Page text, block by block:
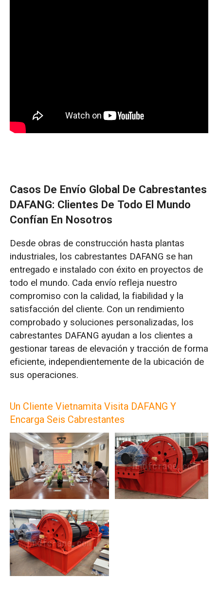
Casos De Envío Global De Cabrestantes
DAFANG: Clientes De Todo El Mundo
Confían En Nosotros
Desde obras de construcción hasta plantas
industriales, los cabrestantes DAFANG se han
entregado e instalado con éxito en proyectos de
todo el mundo. Cada envío refleja nuestro
compromiso con la calidad, la fiabilidad y la
satisfacción del cliente. Con un rendimiento
comprobado y soluciones personalizadas, los
cabrestantes DAFANG ayudan a los clientes a
gestionar tareas de elevación y tracción de forma
eficiente, independientemente de la ubicación de
sus operaciones.
Un Cliente Vietnamita Visita DAFANG Y
Encarga Seis Cabrestantes